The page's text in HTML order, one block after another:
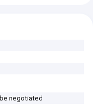
negotiated